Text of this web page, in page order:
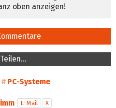
oben anzeigen!
PC-Systeme
E-Mail
X